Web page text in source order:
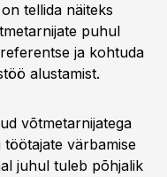
tellida näiteks
puhul
ja kohtuda
alustamist.
võtmetarnijatega
värbamise
juhul tuleb põhjalik